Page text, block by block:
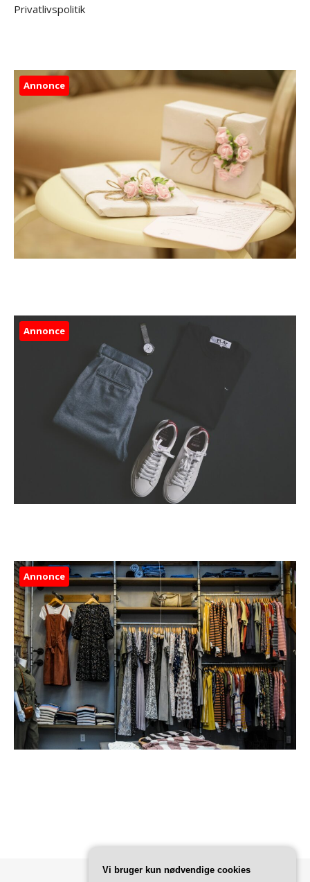
Privatlivspolitik
Annonce
Annonce
Annonce
Vi bruger kun nødvendige cookies